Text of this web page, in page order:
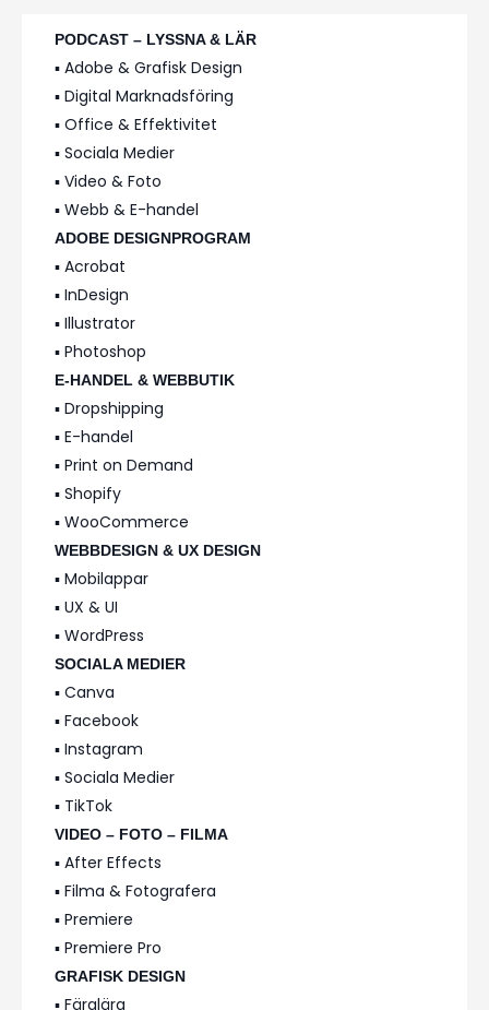
PODCAST – LYSSNA & LÄR
▪️ Adobe & Grafisk Design
▪️ Digital Marknadsföring
▪️ Office & Effektivitet
▪️ Sociala Medier
▪️ Video & Foto
▪️ Webb & E-handel
ADOBE DESIGNPROGRAM
▪️ Acrobat
▪️ InDesign
▪️ Illustrator
▪️ Photoshop
E-HANDEL & WEBBUTIK
▪️ Dropshipping
▪️ E-handel
▪️ Print on Demand
▪️ Shopify
▪️ WooCommerce
WEBBDESIGN & UX DESIGN
▪️ Mobilappar
▪️ UX & UI
▪️ WordPress
SOCIALA MEDIER
▪️ Canva
▪️ Facebook
▪️ Instagram
▪️ Sociala Medier
▪️ TikTok
VIDEO – FOTO – FILMA
▪️ After Effects
▪️ Filma & Fotografera
▪️ Premiere
▪️ Premiere Pro
GRAFISK DESIGN
▪️ Färglära